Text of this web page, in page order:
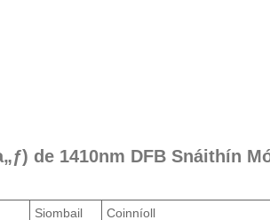
de 1410nm DFB Snáithín
Siombail Coinníoll